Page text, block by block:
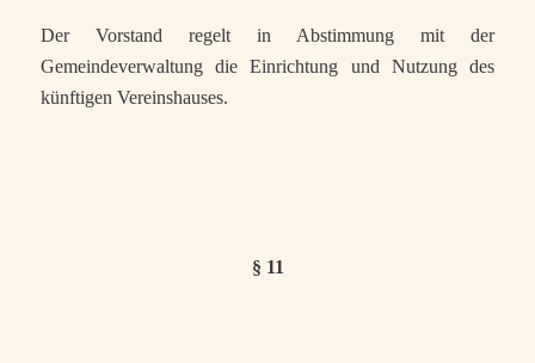
Der Vorstand regelt in Abstimmung mit der
Gemeindeverwaltung die Einrichtung und Nutzung des
künftigen Vereinshauses.
§ 11